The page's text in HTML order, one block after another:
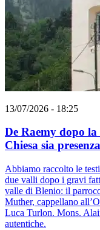
13/07/2026 - 18:25
De Raemy dopo
Chiesa sia
Abbiamo raccolto le
due valli dopo i gravi
valle di Blenio: il
Muther, cappellano
Luca Turlon. Mons.
autentiche.